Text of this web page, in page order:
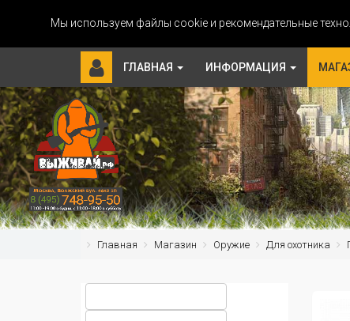
Мы используем файлы cookie и рекомендательные
ГЛАВНАЯ ИНФОРМАЦИЯ
Главная Магазин Оружие Для охотника